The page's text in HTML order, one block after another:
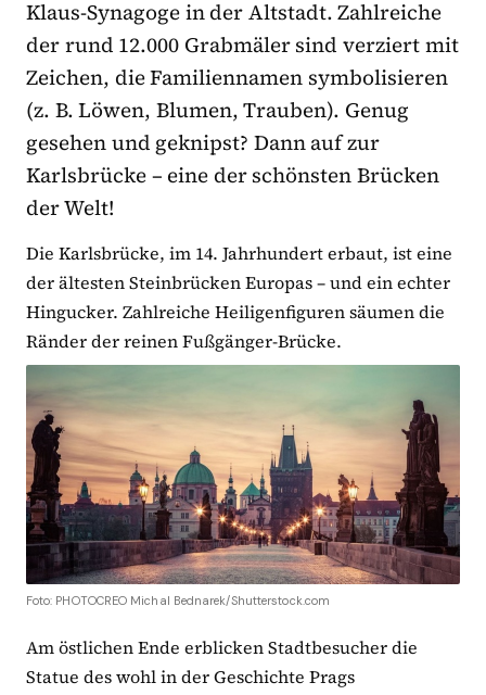
Klaus-Synagoge in der Altstadt. Zahlreiche
der rund 12.000 Grabmäler sind verziert mit
Zeichen, die Familiennamen symbolisieren
(z. B. Löwen, Blumen, Trauben). Genug
gesehen und geknipst? Dann auf zur
Karlsbrücke – eine der schönsten Brücken
der Welt!
Die Karlsbrücke, im 14. Jahrhundert erbaut, ist eine
der ältesten Steinbrücken Europas – und ein echter
Hingucker. Zahlreiche Heiligenfiguren säumen die
Ränder der reinen Fußgänger-Brücke.
Foto: PHOTOCREO Michal Bednarek/Shutterstock.com
Am östlichen Ende erblicken Stadtbesucher die
Statue des wohl in der Geschichte Prags